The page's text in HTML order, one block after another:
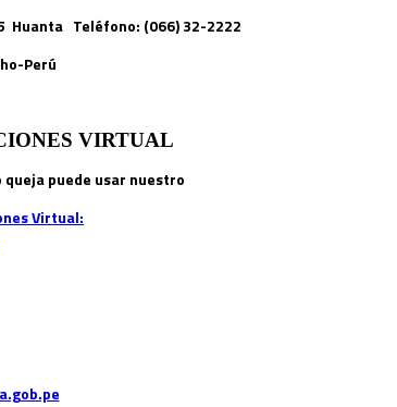
Huanta Teléfono: (066) 32-2222
Perú
VIRTUAL
puede usar nuestro
Virtual: